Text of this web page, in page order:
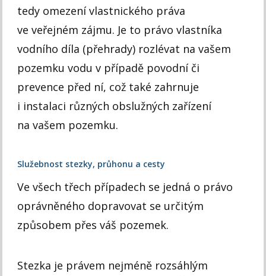
tedy omezení vlastnického práva
ve veřejném zájmu. Je to právo vlastníka
vodního díla (přehrady) rozlévat na vašem
pozemku vodu v případě povodní či
prevence před ní, což také zahrnuje
i instalaci různých obslužných zařízení
na vašem pozemku.
Služebnost stezky, průhonu a cesty
Ve všech třech případech se jedná o právo
oprávněného dopravovat se určitým
způsobem přes váš pozemek.
Stezka je právem nejméně rozsáhlým